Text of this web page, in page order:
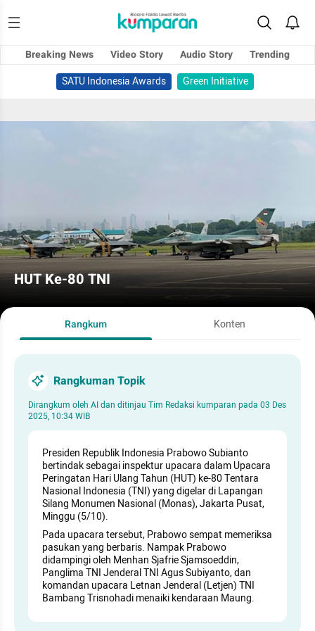
Breaking News Video Story Audio Story
Trending
SATU Indonesia Awards
Green Initiative
HUT Ke-80 TNI
Rangkum Konten
Rangkuman Topik
Dirangkum oleh AI dan ditinjau Tim Redaksi kumparan pada 03 Des
2025, 10:34 WIB
Presiden Republik Indonesia Prabowo Subianto
bertindak sebagai inspektur upacara dalam Upacara
Peringatan Hari Ulang Tahun (HUT) ke-80 Tentara
Nasional Indonesia (TNI) yang digelar di Lapangan
Silang Monumen Nasional (Monas), Jakarta Pusat,
Minggu (5/10).
Pada upacara tersebut, Prabowo sempat memeriksa
pasukan yang berbaris. Nampak Prabowo
didampingi oleh Menhan Sjafrie Sjamsoeddin,
Panglima TNI Jenderal TNI Agus Subiyanto, dan
komandan upacara Letnan Jenderal (Letjen) TNI
Bambang Trisnohadi menaiki kendaraan Maung.